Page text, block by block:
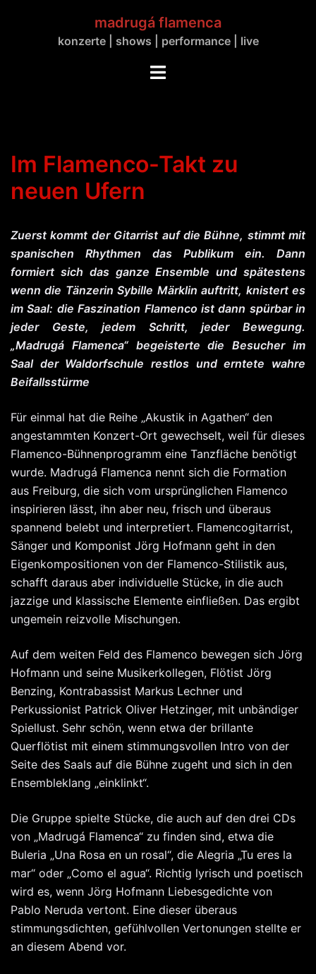
madrugá flamenca
konzerte | shows | performance | live
Menü
Im Flamenco-Takt zu
neuen Ufern
Zuerst kommt der Gitarrist auf die Bühne, stimmt mit
spanischen Rhythmen das Publikum ein. Dann
formiert sich das ganze Ensemble und spätestens
wenn die Tänzerin Sybille Märklin auftritt, knistert es
im Saal: die Faszination Flamenco ist dann spürbar in
jeder Geste, jedem Schritt, jeder Bewegung.
„Madrugá Flamenca“ begeisterte die Besucher im
Saal der Waldorfschule restlos und erntete wahre
Beifallsstürme
Für einmal hat die Reihe „Akustik in Agathen“ den
angestammten Konzert-Ort gewechselt, weil für dieses
Flamenco-Bühnenprogramm eine Tanzfläche benötigt
wurde. Madrugá Flamenca nennt sich die Formation
aus Freiburg, die sich vom ursprünglichen Flamenco
inspirieren lässt, ihn aber neu, frisch und überaus
spannend belebt und interpretiert. Flamencogitarrist,
Sänger und Komponist Jörg Hofmann geht in den
Eigenkompositionen von der Flamenco-Stilistik aus,
schafft daraus aber individuelle Stücke, in die auch
jazzige und klassische Elemente einfließen. Das ergibt
ungemein reizvolle Mischungen.
Auf dem weiten Feld des Flamenco bewegen sich Jörg
Hofmann und seine Musikerkollegen, Flötist Jörg
Benzing, Kontrabassist Markus Lechner und
Perkussionist Patrick Oliver Hetzinger, mit unbändiger
Spiellust. Sehr schön, wenn etwa der brillante
Querflötist mit einem stimmungsvollen Intro von der
Seite des Saals auf die Bühne zugeht und sich in den
Ensembleklang „einklinkt“.
Die Gruppe spielte Stücke, die auch auf den drei CDs
von „Madrugá Flamenca“ zu finden sind, etwa die
Buleria „Una Rosa en un rosal“, die Alegria „Tu eres la
mar“ oder „Como el agua“. Richtig lyrisch und poetisch
wird es, wenn Jörg Hofmann Liebesgedichte von
Pablo Neruda vertont. Eine dieser überaus
stimmungsdichten, gefühlvollen Vertonungen stellte er
an diesem Abend vor.